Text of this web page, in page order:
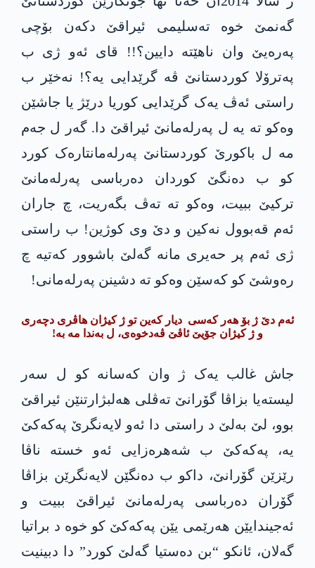
گەنمێ خوە تەسلیمی ئیراقێ دکەن بۆچی
پەرەیێ وان ناهێتە دایین؟!! قای ئەو ژی ب
پەترۆلا کوردستانێ ڤە گرێدایی یە؟! نەخێر ب
راستی ئەڤ یەک گرێدایی کوریا درێژ یا جاشێن
وەکو تە یە ل پەرلەمانێ ئیراقێ دا. گەر ل جەم
مە ل باکورێ کوردستانێ پەرلەمانتارەک کورد
کو ب دەنگێ کوردان دەرباسی پەرلەمانێ
ترکیێ ببیت، وەکو تە تەڤ بگەریت، چ جاران
ئەم قەبوول نەکین و دێ وی کوژین! ب راستی
ژی ئەم پر حەیری مانە گەلێ باشوور کەتیە چ
رەوشێ کو کەسێن وەکو تە دشینن پەرلەمانی!
ئەم دێ ژ بۆ هەر کەسی دیار کەین تو ژ کیژان هاڤری دچەری
و ژ کیژان جۆیێ ئاڤێ ڤەدخوەی، ل بەندا مە بە!
جاش غالب یەک ژ وان کەسانە کو ل سەر
لیستەیا بزاڤا گۆرانێ تەڤلی هەلبژارتنێن ئیراقێ
بوو، لێ بەلێ د راستی دا ئەو لایەنگرێ پەکەکێ
یە، پەکەکێ ب شەهرەزایی ئەو خستە ناڤا
رێزێن گۆرانێ، داکو ب دەنگێن لایەنگرێن بزاڤا
گۆران دەرباسی پەرلەمانێ ئیراقێ ببیت و
ئەجیندایێن هەرێمی یێن پەکەکێ کو خوە د براتیا
گەلان، ئانکو “بن دەستیا گەلێ کورد” دا دبینیت